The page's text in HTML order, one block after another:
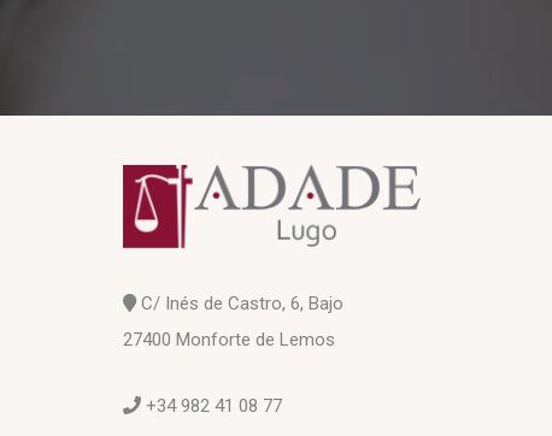
C/ Inés de Castro, 6, Bajo
27400 Monforte de Lemos
+34 982 41 08 77